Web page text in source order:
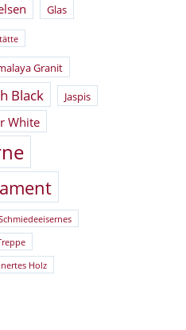
Glas
Granit
Black Jaspis
White
Holz